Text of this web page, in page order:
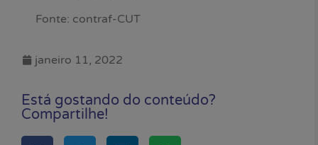
Fonte: contraf-CUT
janeiro 11, 2022
Está gostando do conteúdo?
Compartilhe!